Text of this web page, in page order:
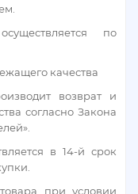
по
качества
возврат и
согласно Закона
в 14-й срок
при условии